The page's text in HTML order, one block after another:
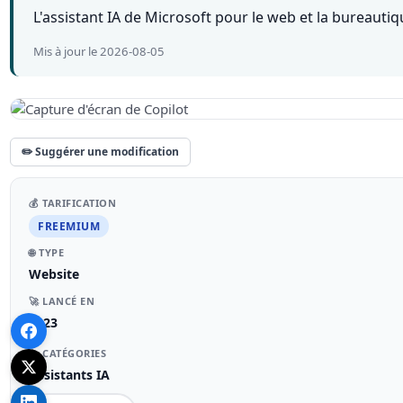
L'assistant IA de Microsoft pour le web et la
Mis à jour le 2026-08-05
✏️ Suggérer une modification
💰 TARIFICATION
FREEMIUM
🌐 TYPE
Website
🚀 LANCÉ EN
2023
📁 CATÉGORIES
Assistants IA